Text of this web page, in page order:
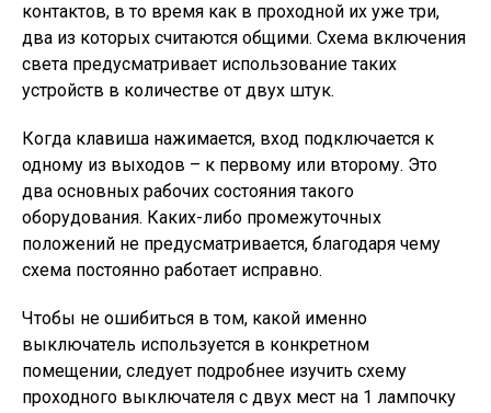
контактов, в то время как в проходной их уже три,
два из которых считаются общими. Схема включения
света предусматривает использование таких
устройств в количестве от двух штук.
Когда клавиша нажимается, вход подключается к
одному из выходов – к первому или второму. Это
два основных рабочих состояния такого
оборудования. Каких-либо промежуточных
положений не предусматривается, благодаря чему
схема постоянно работает исправно.
Чтобы не ошибиться в том, какой именно
выключатель используется в конкретном
помещении, следует подробнее изучить схему
проходного выключателя с двух мест на 1 лампочку